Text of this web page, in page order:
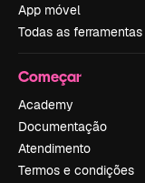
App móvel
Todas as ferramentas
Começar
Academy
Documentação
Atendimento
Termos e condições